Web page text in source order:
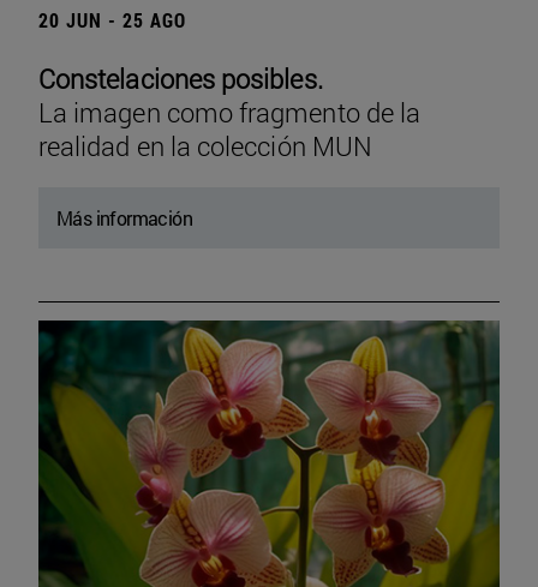
20 JUN - 25 AGO
Constelaciones posibles.
La imagen como fragmento de la
realidad en la colección MUN
Más información